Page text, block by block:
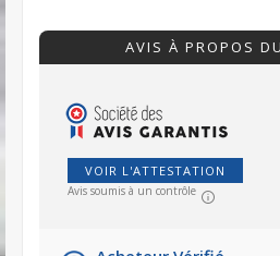
AVIS À PROPOS
VOIR L'ATTESTATION
Avis soumis à un contrôle